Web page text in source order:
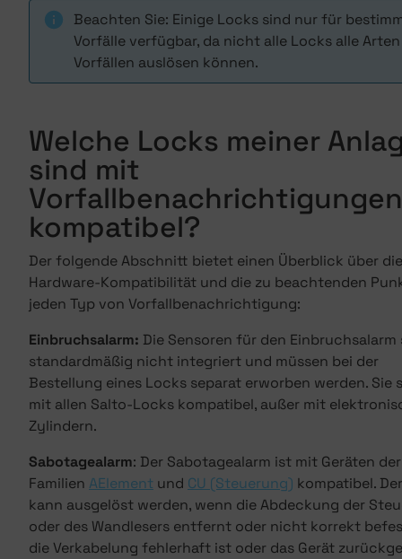
Beachten Sie: Einige Locks sind nur für
Vorfälle verfügbar, da nicht alle Locks alle
Vorfällen auslösen können.
Welche Locks meiner
sind mit
Vorfallbenachrichtigungen
kompatibel?
Der folgende Abschnitt bietet einen Überblick über die
Hardware-Kompatibilität und die zu beachtenden
jeden Typ von Vorfallbenachrichtigung:
Einbruchsalarm: Die Sensoren für den Einbruchsalarm
standardmäßig nicht integriert und müssen bei der
Bestellung eines Locks separat erworben werden. Sie
mit allen Salto-Locks kompatibel, außer mit
Zylindern.
Sabotagealarm: Der Sabotagealarm ist mit Geräten der
Familien AElement und CU (Steuerung) kompatibel.
kann ausgelöst werden, wenn die Abdeckung der
oder des Wandlesers entfernt oder nicht korrekt
die Verkabelung fehlerhaft ist oder das Gerät